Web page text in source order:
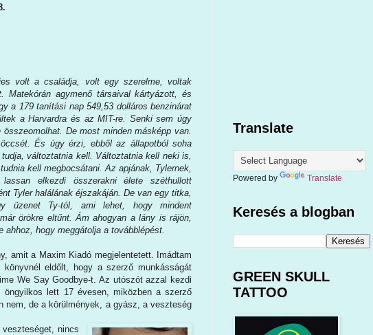
volt a családja, volt egy szerelme, voltak
agymenő társaival kártyázott, és
a 179 tanítási nap 549,53 dolláros benzinárat
a Harvardra és az MIT-re. Senki sem úgy
De most minden másképp van.
És úgy érzi, ebből az állapotból soha
változtatnia kell. Változtatnia kell neki is,
kell megbocsátani. Az apjának, Tylernek,
elkezdi összerakni élete széthullott
Tyler halálának éjszakáján. De van egy titka,
üzenet Ty-tól, ami lehet, hogy mindent
örökre eltűnt. Ám ahogyan a lány is rájön,
hogy meggátolja a továbblépést.
amit a Maxim Kiadó megjelentetett. Imádtam
eldőlt, hogy a szerző munkásságát
We Say Goodbye-t. Az utószót azzal kezdi
lett 17 évesen, miközben a szerző
nem, de a körülmények, a gyász, a veszteség
nincs
Translate
Powered by Translate
Keresés a blogban
GREEN SKULL
TATTOO